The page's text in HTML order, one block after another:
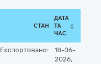
СТАН
ДАТА
ТА
ЧАС
Експортовано:
18-06-
2026,